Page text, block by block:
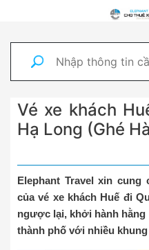
Vé xe khách
Hạ Long (Ghé
Elephant Travel xin
của vé xe khách Huế đi
ngược lại, khởi hành hằng
thành phố với nhiều